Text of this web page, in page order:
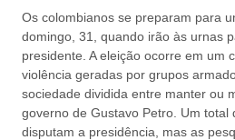
Os colombianos se preparam para
domingo, 31, quando irão às urnas
presidente. A eleição ocorre em um
violência geradas por grupos
sociedade dividida entre manter ou
governo de Gustavo Petro. Um total
disputam a presidência, mas as